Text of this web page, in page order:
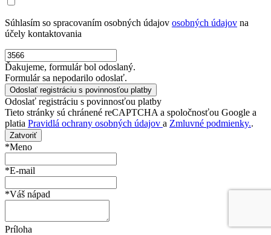
Súhlasím so spracovaním osobných údajov osobných údajov na
účely kontaktovania
Ďakujeme, formulár bol odoslaný.
Formulár sa nepodarilo odoslať.
Odoslať registráciu s povinnosťou platby
Tieto stránky sú chránené reCAPTCHA a spoločnosťou Google a
platia Pravidlá ochrany osobných údajov a Zmluvné podmienky..
Zatvoriť
*Meno
*E-mail
*Váš nápad
Príloha